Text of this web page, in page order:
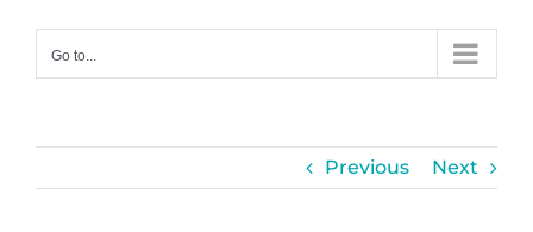
Go to...
Previous Next